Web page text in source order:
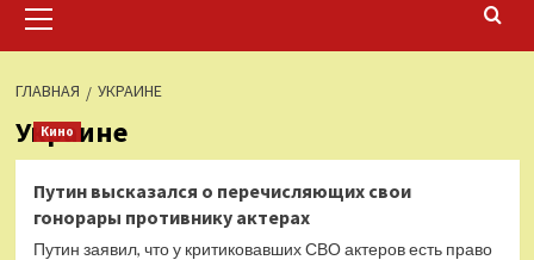
меню
ГЛАВНАЯ УКРАИНЕ
Украине
Кино
Путин высказался о перечисляющих свои
гонорары противнику актерах
Путин заявил, что у критиковавших СВО актеров есть право